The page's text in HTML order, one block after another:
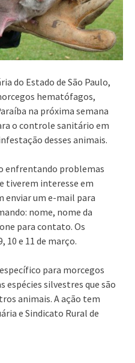
do Estado de São Paulo,
hematófagos,
na próxima semana
o controle sanitário em
desses animais.
enfrentando problemas
tiverem interesse em
enviar um e-mail para
nome, nome da
para contato. Os
10 e 11 de março.
para morcegos
espécies silvestres que são
animais. A ação tem
e Sindicato Rural de